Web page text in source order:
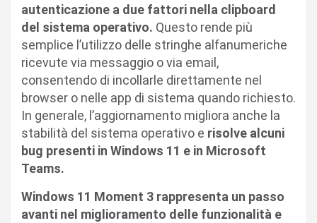
autenticazione a due fattori nella clipboard
del sistema operativo. Questo rende più
semplice l’utilizzo delle stringhe alfanumeriche
ricevute via messaggio o via email,
consentendo di incollarle direttamente nel
browser o nelle app di sistema quando richiesto.
In generale, l’aggiornamento migliora anche la
stabilità del sistema operativo e risolve alcuni
bug presenti in Windows 11 e in Microsoft
Teams.
Windows 11 Moment 3 rappresenta un passo
avanti nel miglioramento delle funzionalità e